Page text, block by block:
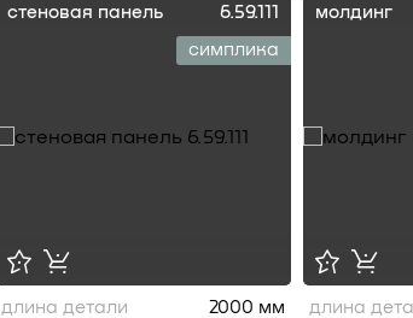
стеновая панель 6.59.111
симплика
длина детали
2000 мм
молдинг
длина